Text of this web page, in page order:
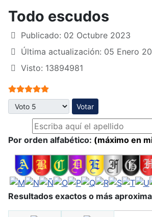
Todo escudos
Publicado: 02 Octubre 2023
Última actualización: 05 Enero
Visto: 13894981
Ratio:5/5
Por favor, vote
Por orden alfabético: (máximo en
Resultados exactos o más